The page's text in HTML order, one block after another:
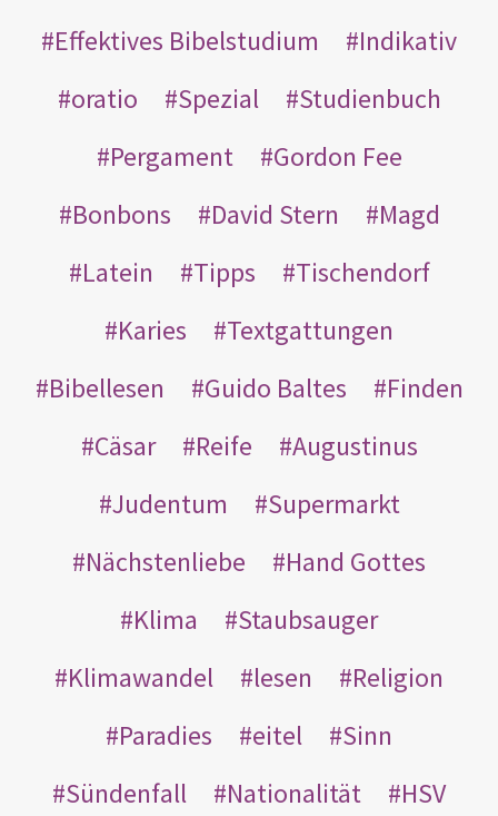
Effektives Bibelstudium
Indikativ
oratio
Spezial
Studienbuch
Pergament
Gordon Fee
Bonbons
David Stern
Magd
Latein
Tipps
Tischendorf
Karies
Textgattungen
Bibellesen
Guido Baltes
Finden
Cäsar
Reife
Augustinus
Judentum
Supermarkt
Nächstenliebe
Hand Gottes
Klima
Staubsauger
Klimawandel
lesen
Religion
Paradies
eitel
Sinn
Sündenfall
Nationalität
HSV